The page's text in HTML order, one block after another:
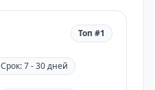
Топ #1
Срок: 7 - 30 дней